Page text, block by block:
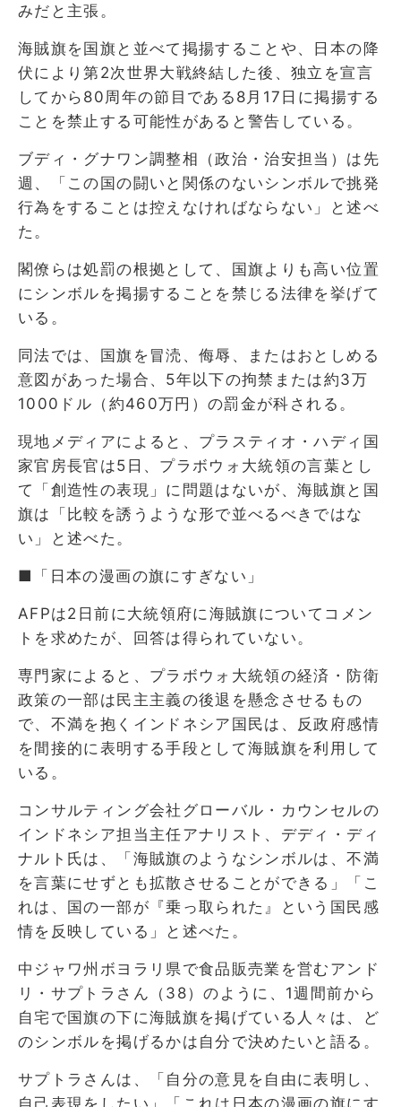
みだと主張。
海賊旗を国旗と並べて掲揚することや、日本の降
伏により第2次世界大戦終結した後、独立を宣言
してから80周年の節目である8月17日に掲揚する
ことを禁止する可能性があると警告している。
ブディ・グナワン調整相（政治・治安担当）は先
週、「この国の闘いと関係のないシンボルで挑発
行為をすることは控えなければならない」と述べ
た。
閣僚らは処罰の根拠として、国旗よりも高い位置
にシンボルを掲揚することを禁じる法律を挙げて
いる。
同法では、国旗を冒涜、侮辱、またはおとしめる
意図があった場合、5年以下の拘禁または約3万
1000ドル（約460万円）の罰金が科される。
現地メディアによると、プラスティオ・ハディ国
家官房長官は5日、プラボウォ大統領の言葉とし
て「創造性の表現」に問題はないが、海賊旗と国
旗は「比較を誘うような形で並べるべきではな
い」と述べた。
■「日本の漫画の旗にすぎない」
AFPは2日前に大統領府に海賊旗についてコメン
トを求めたが、回答は得られていない。
専門家によると、プラボウォ大統領の経済・防衛
政策の一部は民主主義の後退を懸念させるもの
で、不満を抱くインドネシア国民は、反政府感情
を間接的に表明する手段として海賊旗を利用して
いる。
コンサルティング会社グローバル・カウンセルの
インドネシア担当主任アナリスト、デディ・ディ
ナルト氏は、「海賊旗のようなシンボルは、不満
を言葉にせずとも拡散させることができる」「こ
れは、国の一部が『乗っ取られた』という国民感
情を反映している」と述べた。
中ジャワ州ボヨラリ県で食品販売業を営むアンド
リ・サプトラさん（38）のように、1週間前から
自宅で国旗の下に海賊旗を掲げている人々は、ど
のシンボルを掲げるかは自分で決めたいと語る。
サプトラさんは、「自分の意見を自由に表明し、
自己表現をしたい」「これは日本の漫画の旗にす